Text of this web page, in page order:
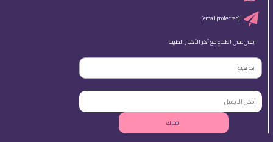
[email protected]
ابقى على اطلاع مع آخر الأخبار الطبية
اختر العيادة
اشترك